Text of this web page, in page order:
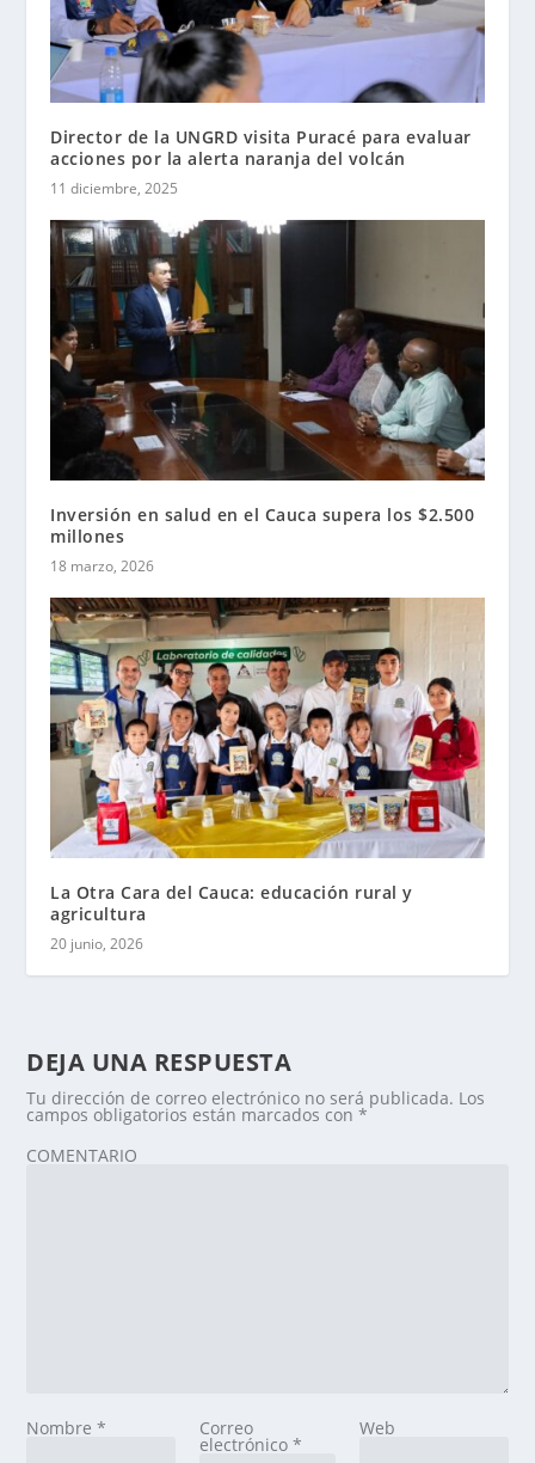
Director de la UNGRD visita Puracé para evaluar
acciones por la alerta naranja del volcán
11 diciembre, 2025
Inversión en salud en el Cauca supera los $2.500
millones
18 marzo, 2026
La Otra Cara del Cauca: educación rural y
agricultura
20 junio, 2026
DEJA UNA RESPUESTA
Tu dirección de correo electrónico no será publicada. Los
campos obligatorios están marcados con*
COMENTARIO
Nombre* Correo
electrónico *
Web